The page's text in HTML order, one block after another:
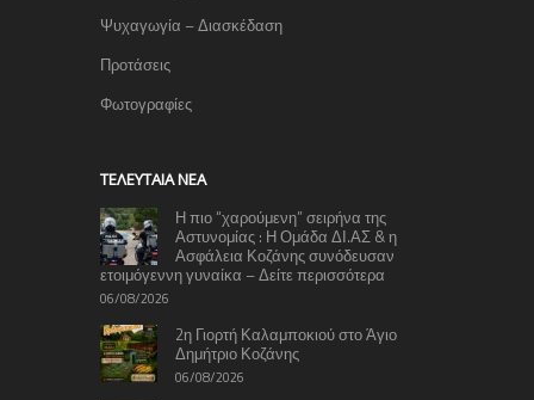
Ψυχαγωγία – Διασκέδαση
Προτάσεις
Φωτογραφίες
TΕΛΕΥΤΑΊΑ ΝΈΑ
Η πιο “χαρούμενη” σειρήνα της
Αστυνομίας : Η Ομάδα ΔΙ.ΑΣ & η
Ασφάλεια Κοζάνης συνόδευσαν
ετοιμόγεννη γυναίκα – Δείτε περισσότερα
06/08/2026
2η Γιορτή Καλαμποκιού στο Άγιο
Δημήτριο Κοζάνης
06/08/2026